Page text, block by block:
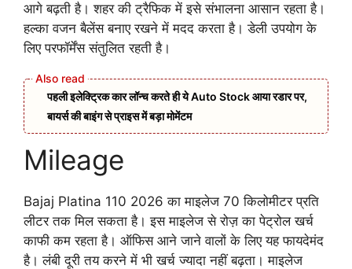
आगे बढ़ती है। शहर की ट्रैफिक में इसे संभालना आसान रहता है।
हल्का वजन बैलेंस बनाए रखने में मदद करता है। डेली उपयोग के
लिए परफॉर्मेंस संतुलित रहती है।
पहली इलेक्ट्रिक कार लॉन्च करते ही ये Auto Stock आया रडार पर,
बायर्स की बाइंग से प्राइस में बड़ा मोमेंटम
Mileage
Bajaj Platina 110 2026 का माइलेज 70 किलोमीटर प्रति
लीटर तक मिल सकता है। इस माइलेज से रोज़ का पेट्रोल खर्च
काफी कम रहता है। ऑफिस आने जाने वालों के लिए यह फायदेमंद
है। लंबी दूरी तय करने में भी खर्च ज्यादा नहीं बढ़ता। माइलेज